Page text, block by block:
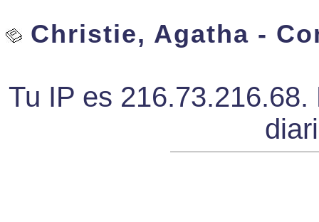
Christie, Agatha -
Tu IP es